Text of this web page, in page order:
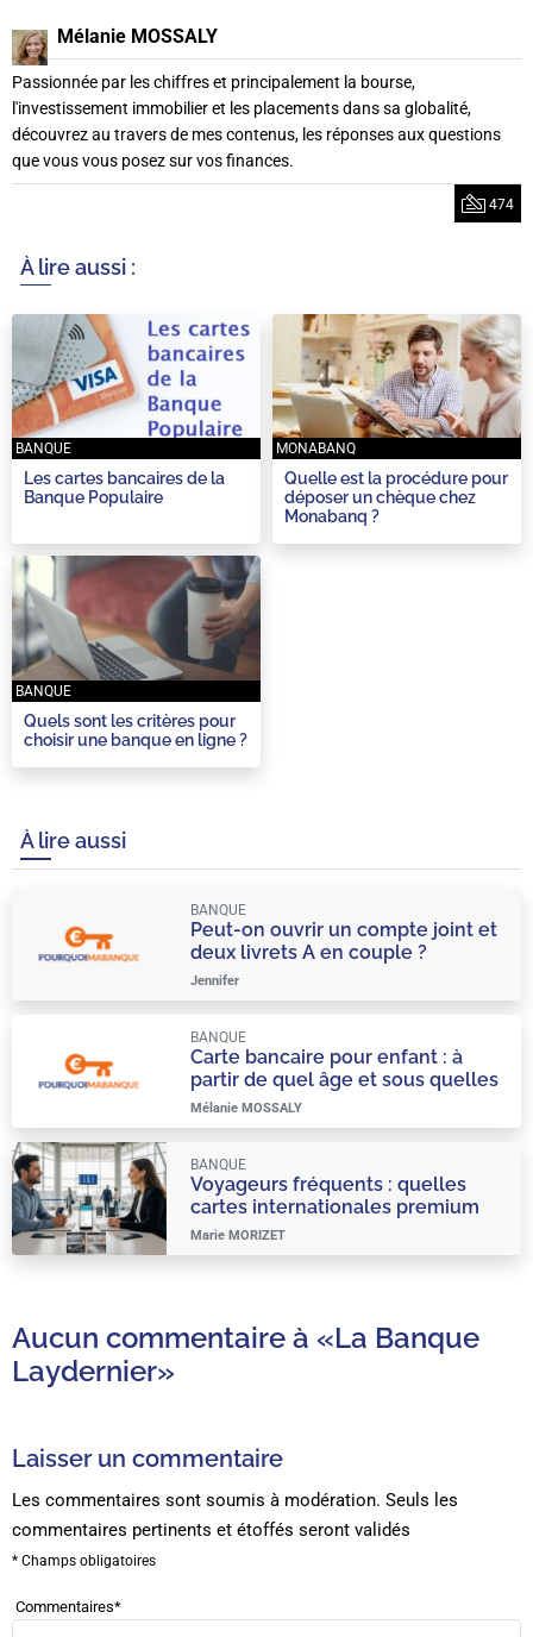
Mélanie MOSSALY
Passionnée par les chiffres et principalement la bourse,
l'investissement immobilier et les placements dans sa globalité,
découvrez au travers de mes contenus, les réponses aux questions
que vous vous posez sur vos finances.
474
À lire aussi :
Les cartes bancaires de la
Banque Populaire
BANQUE
Quelle est la procédure pour
déposer un chèque chez
Monabanq ?
MONABANQ
Quels sont les critères pour
choisir une banque en ligne ?
BANQUE
À lire aussi
Peut-on ouvrir un compte joint et
deux livrets A en couple ?
BANQUE
Jennifer
Carte bancaire pour enfant : à
partir de quel âge et sous quelles
conditions ?
BANQUE
Mélanie MOSSALY
Voyageurs fréquents : quelles
cartes internationales premium
choisir ?
BANQUE
Marie MORIZET
Aucun commentaire à «La Banque
Laydernier»
Laisser un commentaire
Les commentaires sont soumis à modération. Seuls les
commentaires pertinents et étoffés seront validés
* Champs obligatoires
Commentaires*